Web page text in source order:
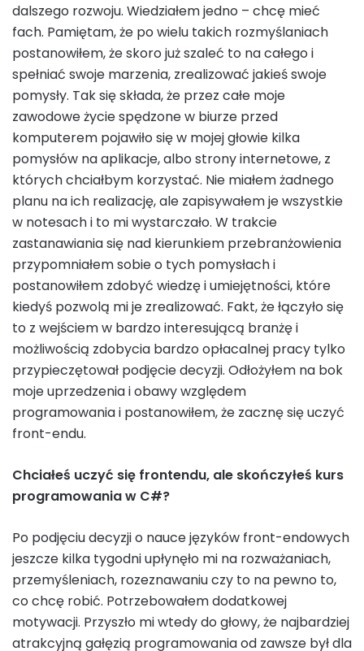
dalszego rozwoju. Wiedziałem jedno – chcę mieć
fach. Pamiętam, że po wielu takich rozmyślaniach
postanowiłem, że skoro już szaleć to na całego i
spełniać swoje marzenia, zrealizować jakieś swoje
pomysły. Tak się składa, że przez całe moje
zawodowe życie spędzone w biurze przed
komputerem pojawiło się w mojej głowie kilka
pomysłów na aplikacje, albo strony internetowe, z
których chciałbym korzystać. Nie miałem żadnego
planu na ich realizację, ale zapisywałem je wszystkie
w notesach i to mi wystarczało. W trakcie
zastanawiania się nad kierunkiem przebranżowienia
przypomniałem sobie o tych pomysłach i
postanowiłem zdobyć wiedzę i umiejętności, które
kiedyś pozwolą mi je zrealizować. Fakt, że łączyło się
to z wejściem w bardzo interesującą branżę i
możliwością zdobycia bardzo opłacalnej pracy tylko
przypieczętował podjęcie decyzji. Odłożyłem na bok
moje uprzedzenia i obawy względem
programowania i postanowiłem, że zacznę się uczyć
front-endu.
Chciałeś uczyć się frontendu, ale skończyłeś kurs
programowania w C#?
Po podjęciu decyzji o nauce języków front-endowych
jeszcze kilka tygodni upłynęło mi na rozważaniach,
przemyśleniach, rozeznawaniu czy to na pewno to,
co chcę robić. Potrzebowałem dodatkowej
motywacji. Przyszło mi wtedy do głowy, że najbardziej
atrakcyjną gałęzią programowania od zawsze był dla